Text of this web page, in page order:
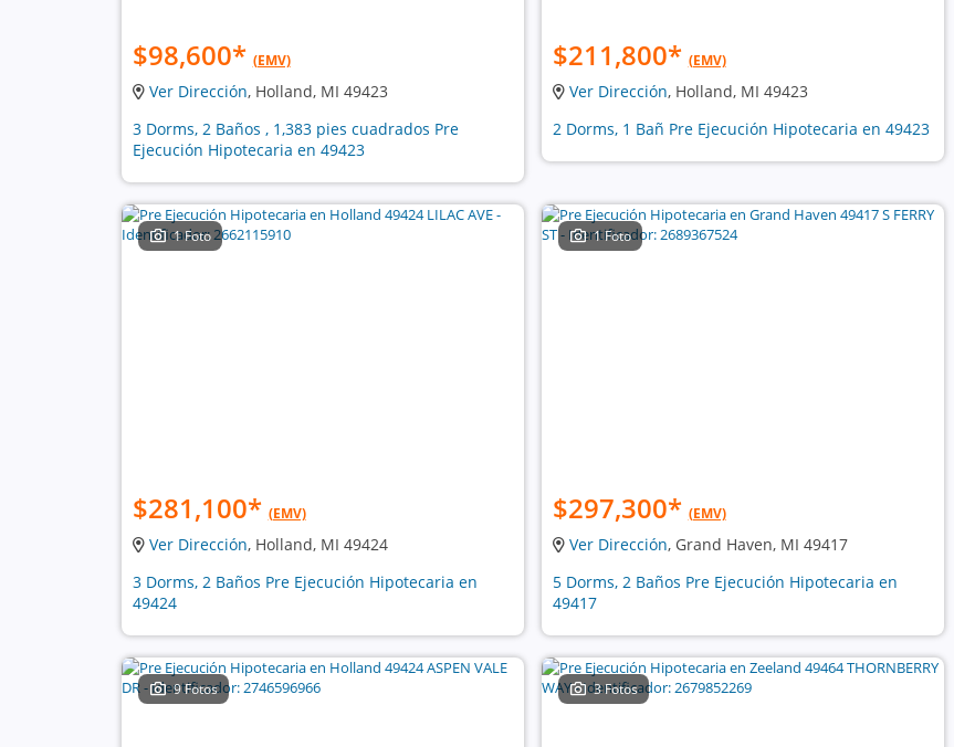
$98,600* (EMV)
Ver Dirección, Holland, MI 49423
3 Dorms, 2 Baños , 1,383 pies cuadrados Pre
Ejecución Hipotecaria en 49423
$211,800* (EMV)
Ver Dirección, Holland, MI 49423
2 Dorms, 1 Bañ Pre Ejecución Hipotecaria en 49423
1 Foto
$281,100* (EMV)
Ver Dirección, Holland, MI 49424
3 Dorms, 2 Baños Pre Ejecución Hipotecaria en
49424
1 Foto
$297,300* (EMV)
Ver Dirección, Grand Haven, MI 49417
5 Dorms, 2 Baños Pre Ejecución Hipotecaria en
49417
9 Fotos 3 Fotos